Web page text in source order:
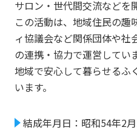
サロン・世代間交流などを
この活動は、地域住民の趣
ィ協議会など関係団体や社
の連携・協力で運営してい
地域で安心して暮らせるふ
います。
結成年月日：昭和54年2